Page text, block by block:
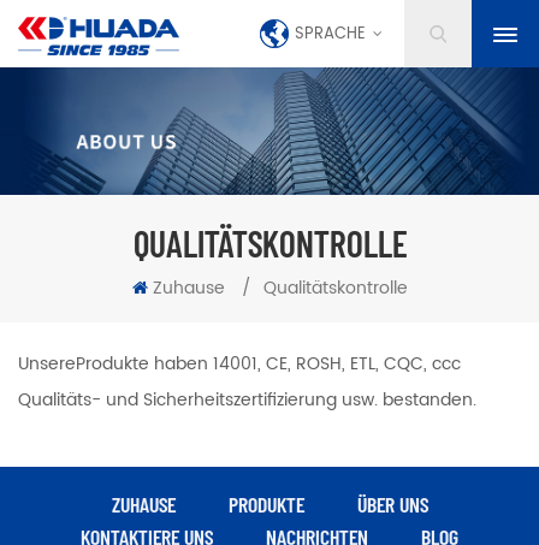
SPRACHE
QUALITÄTSKONTROLLE
Zuhause / Qualitätskontrolle
UnsereProdukte haben 14001, CE, ROSH, ETL, CQC, ccc
Qualitäts- und Sicherheitszertifizierung usw. bestanden.
ZUHAUSE PRODUKTE
ÜBER UNS
KONTAKTIERE UNS
NACHRICHTEN
BLOG